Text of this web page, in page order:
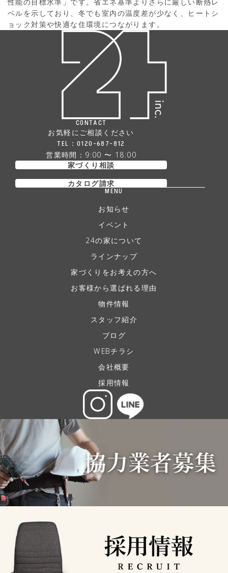
ベルを示しており、冬でも室内の温度差が少なく、ヒートシ
ョック対策や快適な住環境につながります。
CONTACT
お気軽にご相談ください
TEL：0120-687-812
営業時間：9:00 〜 18:00
家づくり相談
カタログ請求
MENU
お知らせ
イベント
24の家について
ラインナップ
家づくりをお考えの方へ
お客様から選ばれる理由
物件情報
スタッフ紹介
ブログ
WEBチラシ
会社概要
採用情報